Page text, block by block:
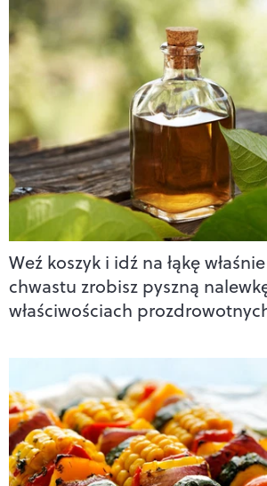
Weź koszyk i idź na łąkę
chwastu zrobisz pyszną
właściwościach